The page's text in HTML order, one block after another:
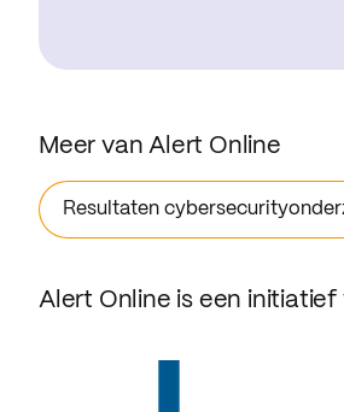
Meer van Alert Online
Resultaten
Alert Online is een initiatief